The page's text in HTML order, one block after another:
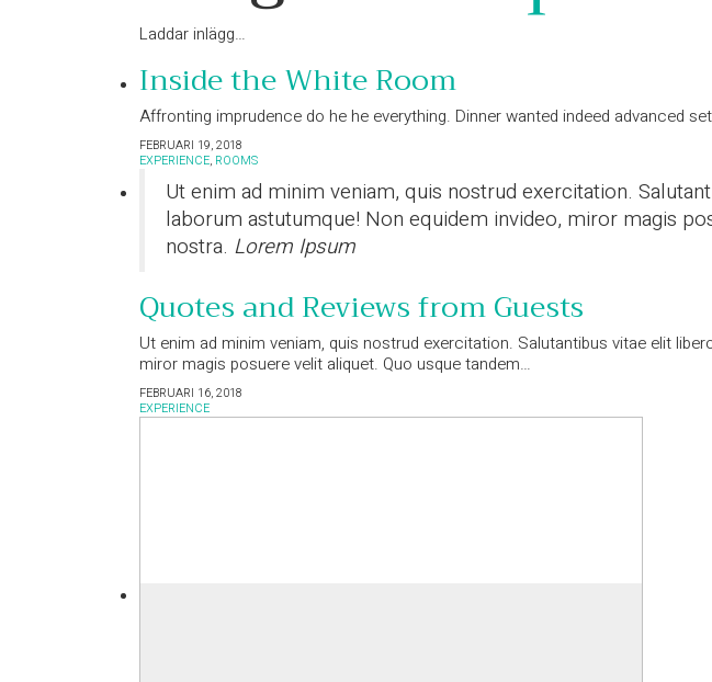
Laddar inlägg…
Inside the White Room
Affronting imprudence do he he everything. Dinner wanted indeed advanced
FEBRUARI 19, 2018
EXPERIENCE, ROOMS
Ut enim ad minim veniam, quis nostrud exercitation.
laborum astutumque! Non equidem invideo, miror magis
nostra. Lorem Ipsum
Quotes and Reviews from Guests
Ut enim ad minim veniam, quis nostrud exercitation. Salutantibus vitae elit
miror magis posuere velit aliquet. Quo usque tandem…
FEBRUARI 16, 2018
EXPERIENCE